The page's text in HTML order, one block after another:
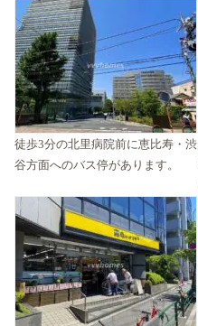
徒歩3分の北里病院前に恵比寿・渋
谷方面へのバス停があります。